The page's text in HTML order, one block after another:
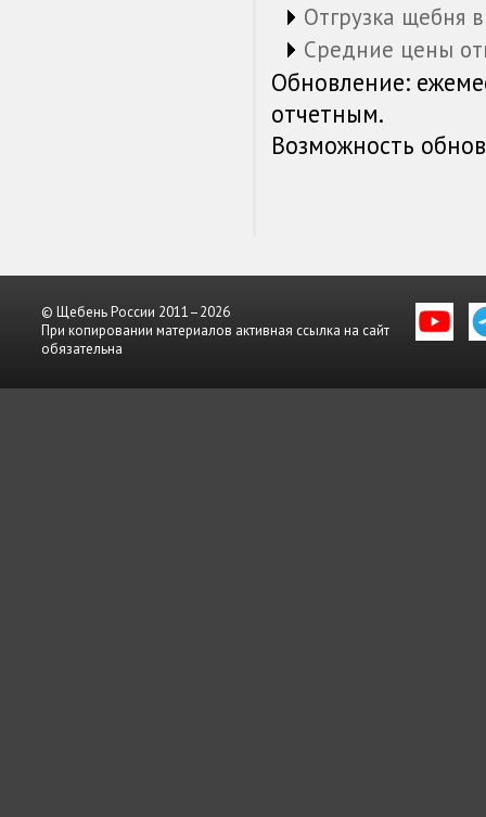
Отгрузка щебня
Средние цены
Обновление:
отчетным.
Возможность
© Щебень России 2011–2026
При копировании материалов активная ссылка на сайт
обязательна